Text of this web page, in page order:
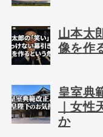
山本太
像を作
皇室典
｜女
か